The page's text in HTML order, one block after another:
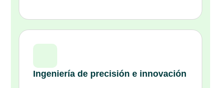
Ingeniería de precisión e innovación